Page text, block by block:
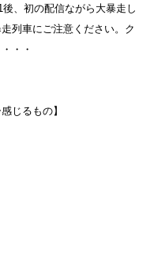
、初の配信ながら大暴走し
列車にご注意ください。ク
・・
じるもの】